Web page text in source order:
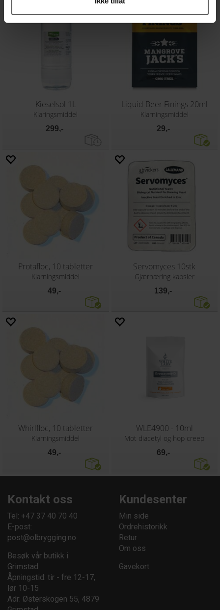
Kieselsol 1L
Klaringsmiddel
299,-
Liquid Beer Finings 20ml
Klarningsmiddel
29,-
Protafloc, 10 tabletter
Klarningsmiddel
49,-
Servomyces 10stk
Gjærnæring kapsler
139,-
Whirlfloc, 10 tabletter
Klarningsmiddel
49,-
WLE4900 - 10ml
Mot diacetyl og hop creep
69,-
Kontakt oss
Tel: +47 37 40 70 40
E-post:
post@olbrygging.no
Besøk vår butikk i
Grimstad:
Åpningstid: tir - fre 12-17,
lør 10-15
Adr: Østerskogen 55, 4879
Kundesenter
Min side
Ordrehistorikk
Retur
Om oss
Gavekort